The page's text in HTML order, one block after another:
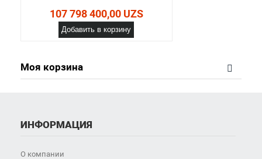
107 798 400,00 UZS
Добавить в корзину
Моя корзина
ИНФОРМАЦИЯ
О компании